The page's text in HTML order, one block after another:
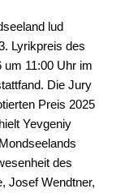
lud
Lyrikpreis des
um 11:00 Uhr im
Die Jury
Preis 2025
Yevgeniy
des
Josef Wendtner,